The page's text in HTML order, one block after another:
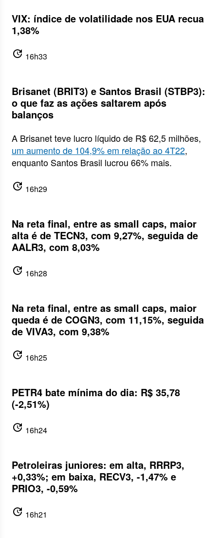
VIX: índice de volatilidade nos EUA recua
1,38%
update 16h33
Brisanet (BRIT3) e Santos Brasil (STBP3):
o que faz as ações saltarem após
balanços
A Brisanet teve lucro líquido de R$ 62,5 milhões,
um aumento de 104,9% em relação ao 4T22,
enquanto Santos Brasil lucrou 66% mais.
update 16h29
Na reta final, entre as small caps, maior
alta é de TECN3, com 9,27%, seguida de
AALR3, com 8,03%
update 16h28
Na reta final, entre as small caps, maior
queda é de COGN3, com 11,15%, seguida
de VIVA3, com 9,38%
update 16h25
PETR4 bate mínima do dia: R$ 35,78
(-2,51%)
update 16h24
Petroleiras juniores: em alta, RRRP3,
+0,33%; em baixa, RECV3, -1,47% e
PRIO3, -0,59%
update 16h21